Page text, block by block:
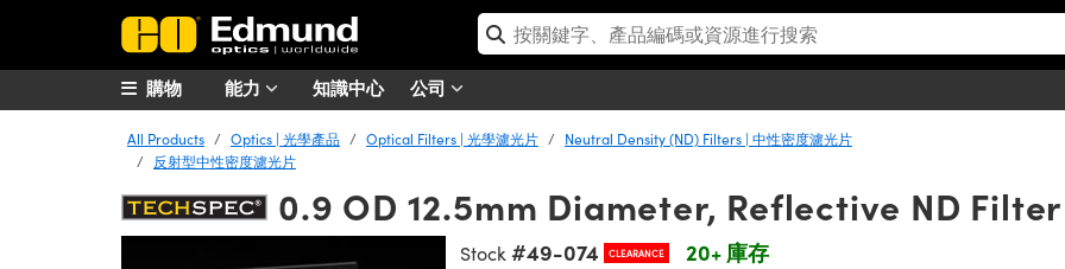
能力 知識中心 公司
購物
All Products Optics | 光學產品 Optical Filters | 光學濾光片
Neutral Density (ND) Filters | 中性密度濾光片
反射型中性密度濾光片
0.9 OD 12.5mm Diameter, Reflective ND Filter
Stock #49-074 CLEARANCE 20+ 庫存